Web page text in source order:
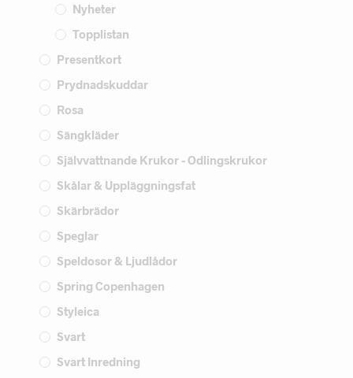
Nyheter
Topplistan
Presentkort
Prydnadskuddar
Rosa
Sängkläder
Självvattnande Krukor - Odlingskrukor
Skålar & Uppläggningsfat
Skärbrädor
Speglar
Speldosor & Ljudlådor
Spring Copenhagen
Styleica
Svart
Svart Inredning